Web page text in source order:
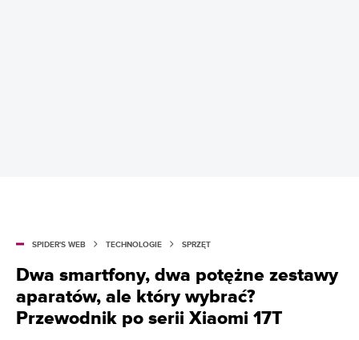
SPIDER'S WEB TECHNOLOGIE SPRZĘT
Dwa smartfony, dwa potężne zestawy
aparatów, ale który wybrać?
Przewodnik po serii Xiaomi 17T